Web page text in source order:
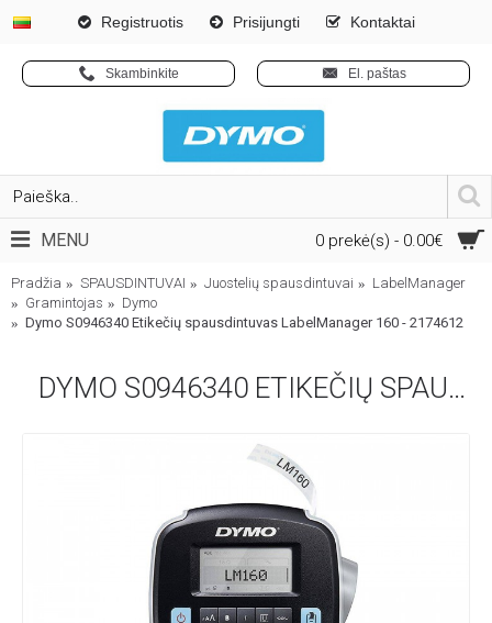
Registruotis Prisijungti Kontaktai
Skambinkite El. paštas
0 prekė(s) - 0.00€
MENU
Pradžia SPAUSDINTUVAI Juostelių spausdintuvai
LabelManager
Gramintojas
Dymo
Dymo S0946340 Etikečių spausdintuvas LabelManager 160 - 2174612
DYMO S0946340 ETIKEČIŲ SPAUSDINTUVAS LABELMANAGER 160 - 2174612